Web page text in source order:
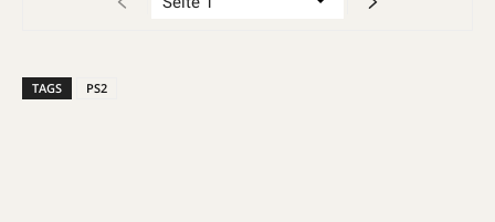
TAGS PS2